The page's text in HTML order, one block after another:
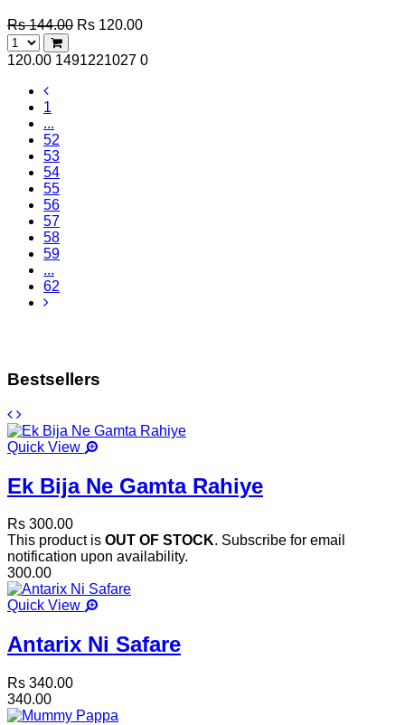
Rs 144.00 Rs 120.00
120.00 1491221027 0
1
...
52
53
54
55
56
57
58
59
...
62
Bestsellers
Quick View
Ek Bija Ne Gamta Rahiye
Rs 300.00
This product is OUT OF STOCK. Subscribe for email
notification upon availability.
300.00
Quick View
Antarix Ni Safare
Rs 340.00
340.00